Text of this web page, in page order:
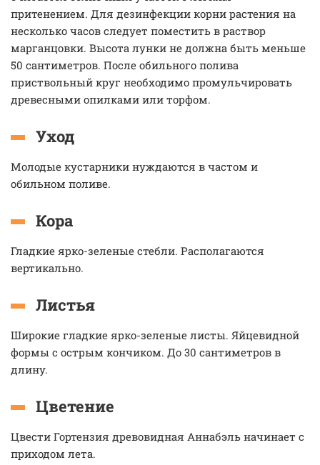
притенением. Для дезинфекции корни растения на
несколько часов следует поместить в раствор
марганцовки. Высота лунки не должна быть меньше
50 сантиметров. После обильного полива
приствольный круг необходимо промульчировать
древесными опилками или торфом.
Уход
Молодые кустарники нуждаются в частом и
обильном поливе.
Кора
Гладкие ярко-зеленые стебли. Располагаются
вертикально.
Листья
Широкие гладкие ярко-зеленые листы. Яйцевидной
формы с острым кончиком. До 30 сантиметров в
длину.
Цветение
Цвести Гортензия древовидная Аннабэль начинает с
приходом лета.